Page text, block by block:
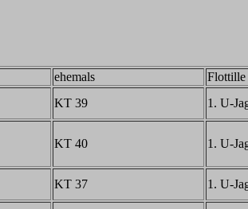
ehemals
Flottille
KT 39 1. U-
KT 40 1. U-
KT 37 1. U-